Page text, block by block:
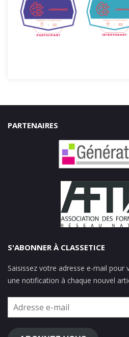
PARTENAIRES
S'ABONNER À CLASSETICE
Saisissez votre adresse e-mail pour
une notification à chaque nouvel
Adresse
e-
mail